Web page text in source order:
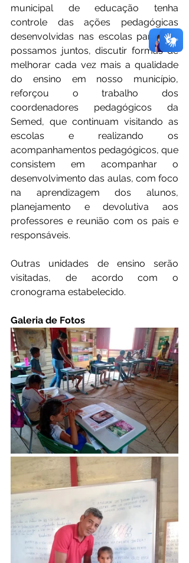
municipal de educação tenha
controle das ações pedagógicas
desenvolvidas nas escolas para que
possamos juntos, discutir formas de
melhorar cada vez mais a qualidade
do ensino em nosso município,
reforçou o trabalho dos
coordenadores pedagógicos da
Semed, que continuam visitando as
escolas e realizando os
acompanhamentos pedagógicos, que
consistem em acompanhar o
desenvolvimento das aulas, com foco
na aprendizagem dos alunos,
planejamento e devolutiva aos
professores e reunião com os pais e
responsáveis.
Outras unidades de ensino serão
visitadas, de acordo com o
cronograma estabelecido.
Galeria de Fotos